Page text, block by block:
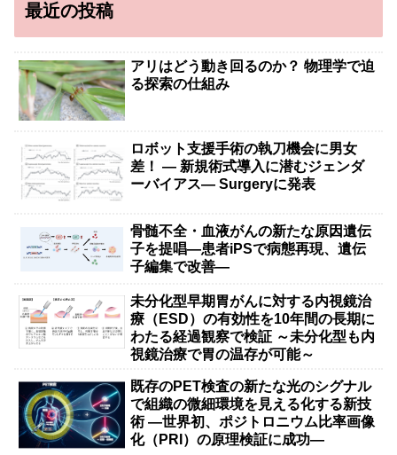
最近の投稿
アリはどう動き回るのか？ 物理学で迫
る探索の仕組み
ロボット支援手術の執刀機会に男女
差！ — 新規術式導入に潜むジェンダ
ーバイアス— Surgeryに発表
骨髄不全・血液がんの新たな原因遺伝
子を提唱―患者iPSで病態再現、遺伝
子編集で改善―
未分化型早期胃がんに対する内視鏡治
療（ESD）の有効性を10年間の長期に
わたる経過観察で検証 ～未分化型も内
視鏡治療で胃の温存が可能～
既存のPET検査の新たな光のシグナル
で組織の微細環境を見える化する新技
術 ―世界初、ポジトロニウム比率画像
化（PRI）の原理検証に成功―